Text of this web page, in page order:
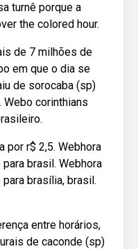
turnê porque a
the colored hour.
de 7 milhões de
em que o dia se
de sorocaba (sp)
Webo corinthians
por r$ 2,5. Webhora
brasil. Webhora
brasília, brasil.
entre horários,
de caconde (sp)